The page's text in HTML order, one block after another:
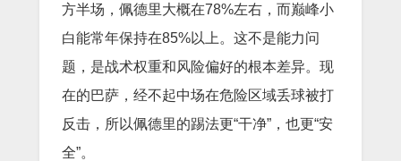
方半场，佩德里大概在78%左右，而巅峰小
白能常年保持在85%以上。这不是能力问
题，是战术权重和风险偏好的根本差异。现
在的巴萨，经不起中场在危险区域丢球被打
反击，所以佩德里的踢法更“干净”，也更“安
全”。